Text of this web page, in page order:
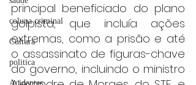
coluna criminal
Cultura
politica
Acidentes
principal beneficiado do plano
golpista, que incluía ações
extremas, como a prisão e até
o assassinato de figuras-chave
do governo, incluindo o ministro